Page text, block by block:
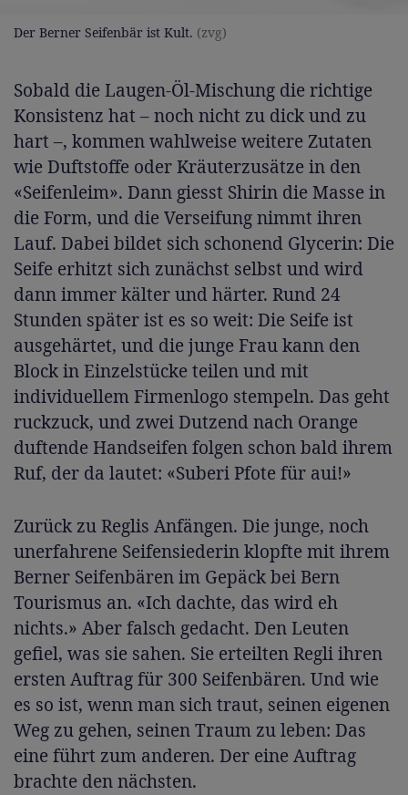
Der Berner Seifenbär ist Kult. (zvg)
Sobald die Laugen-Öl-Mischung die richtige
Konsistenz hat – noch nicht zu dick und zu
hart –, kommen wahlweise weitere Zutaten
wie Duftstoffe oder Kräuterzusätze in den
«Seifenleim». Dann giesst Shirin die Masse in
die Form, und die Verseifung nimmt ihren
Lauf. Dabei bildet sich schonend Glycerin: Die
Seife erhitzt sich zunächst selbst und wird
dann immer kälter und härter. Rund 24
Stunden später ist es so weit: Die Seife ist
ausgehärtet, und die junge Frau kann den
Block in Einzelstücke teilen und mit
individuellem Firmenlogo stempeln. Das geht
ruckzuck, und zwei Dutzend nach Orange
duftende Handseifen folgen schon bald ihrem
Ruf, der da lautet: «Suberi Pfote für aui!»
Zurück zu Reglis Anfängen. Die junge, noch
unerfahrene Seifensiederin klopfte mit ihrem
Berner Seifenbären im Gepäck bei Bern
Tourismus an. «Ich dachte, das wird eh
nichts.» Aber falsch gedacht. Den Leuten
gefiel, was sie sahen. Sie erteilten Regli ihren
ersten Auftrag für 300 Seifenbären. Und wie
es so ist, wenn man sich traut, seinen eigenen
Weg zu gehen, seinen Traum zu leben: Das
eine führt zum anderen. Der eine Auftrag
brachte den nächsten.